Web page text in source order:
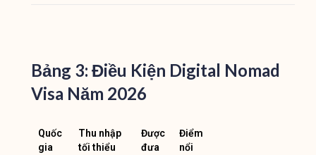
Bảng 3: Điều Kiện Digital Nomad
Visa Năm 2026
Quốc
gia
Thu nhập
tối thiểu
Được
đưa
Điểm
nổi